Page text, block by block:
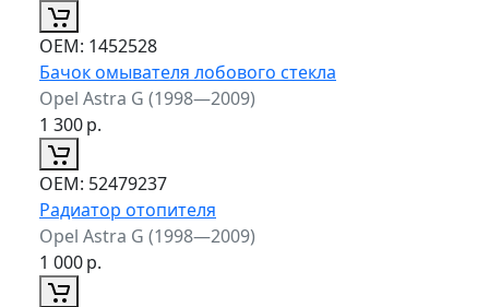
ОЕМ: 1452528
Бачок омывателя лобового стекла
Opel Astra G (1998—2009)
1 300р.
ОЕМ: 52479237
Радиатор отопителя
Opel Astra G (1998—2009)
1 000р.